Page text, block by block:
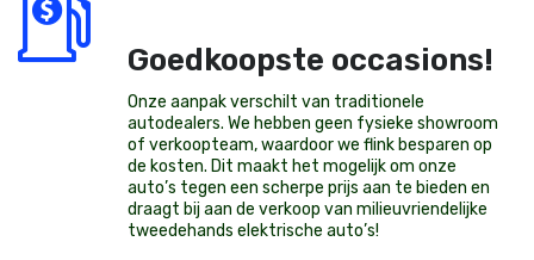
Goedkoopste occasions!
Onze aanpak verschilt van traditionele
autodealers. We hebben geen fysieke showroom
of verkoopteam, waardoor we flink besparen op
de kosten. Dit maakt het mogelijk om onze
auto’s tegen een scherpe prijs aan te bieden en
draagt bij aan de verkoop van milieuvriendelijke
tweedehands elektrische auto’s!